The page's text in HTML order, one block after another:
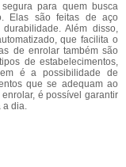
para quem busca
Elas são feitas de aço
Além disso,
que facilita o
de enrolar também são
de estabelecimentos,
é a possibilidade de
que se adequam ao
é possível garantir
a dia.